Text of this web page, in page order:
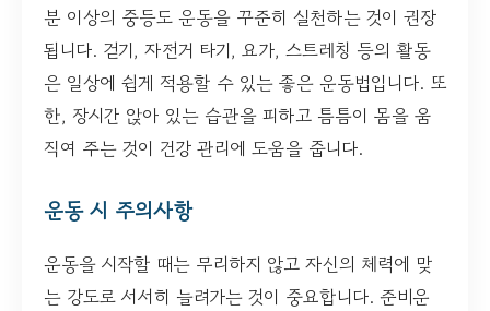
분 이상의 중등도 운동을 꾸준히 실천하는 것이 권장
됩니다. 걷기, 자전거 타기, 요가, 스트레칭 등의 활동
은 일상에 쉽게 적용할 수 있는 좋은 운동법입니다. 또
한, 장시간 앉아 있는 습관을 피하고 틈틈이 몸을 움
직여 주는 것이 건강 관리에 도움을 줍니다.
운동 시 주의사항
운동을 시작할 때는 무리하지 않고 자신의 체력에 맞
는 강도로 서서히 늘려가는 것이 중요합니다. 준비운